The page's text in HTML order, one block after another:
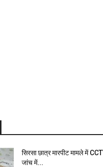
सिरसा छात्र मारपीट मामले में
जांच में...